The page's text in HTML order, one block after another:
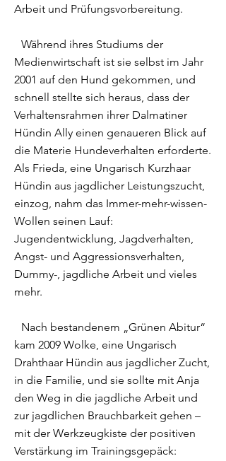
Arbeit und Prüfungsvorbereitung.
Während ihres Studiums der
Medienwirtschaft ist sie selbst im Jahr
2001 auf den Hund gekommen, und
schnell stellte sich heraus, dass der
Verhaltensrahmen ihrer Dalmatiner
Hündin Ally einen genaueren Blick auf
die Materie Hundeverhalten erforderte.
Als Frieda, eine Ungarisch Kurzhaar
Hündin aus jagdlicher Leistungszucht,
einzog, nahm das Immer-mehr-wissen-
Wollen seinen Lauf:
Jugendentwicklung, Jagdverhalten,
Angst- und Aggressionsverhalten,
Dummy-, jagdliche Arbeit und vieles
mehr.
Nach bestandenem „Grünen Abitur“
kam 2009 Wolke, eine Ungarisch
Drahthaar Hündin aus jagdlicher Zucht,
in die Familie, und sie sollte mit Anja
den Weg in die jagdliche Arbeit und
zur jagdlichen Brauchbarkeit gehen –
mit der Werkzeugkiste der positiven
Verstärkung im Trainingsgepäck: